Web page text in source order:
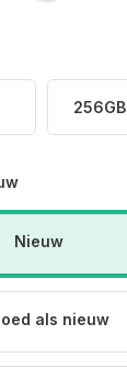
256GB
Nieuw
als nieuw